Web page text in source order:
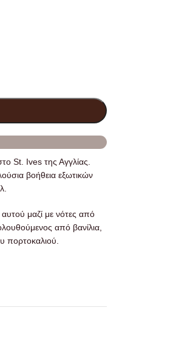
St. Ives της Αγγλίας.
βοήθεια εξωτικών
αυτού μαζί με νότες από
από βανίλια,
πορτοκαλιού.